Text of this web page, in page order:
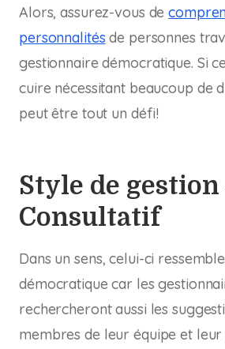
Alors, assurez-vous de
personnalités de personnes
gestionnaire démocratique. Si
cuire nécessitant beaucoup de
peut être tout un défi!
Style de gestion
Consultatif
Dans un sens, celui-ci
démocratique car les
rechercheront aussi les
membres de leur équipe et